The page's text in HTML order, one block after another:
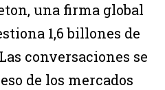
una firma global
1,6 billones de
conversaciones se
de los mercados